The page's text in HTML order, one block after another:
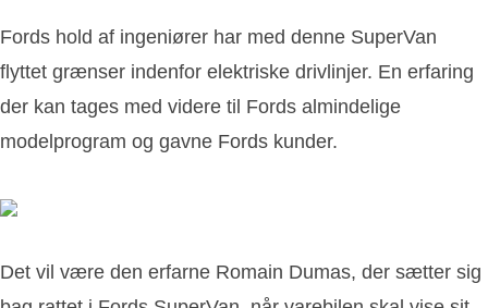
Fords hold af ingeniører har med denne SuperVan
flyttet grænser indenfor elektriske drivlinjer. En erfaring
der kan tages med videre til Fords almindelige
modelprogram og gavne Fords kunder.
Det vil være den erfarne Romain Dumas, der sætter sig